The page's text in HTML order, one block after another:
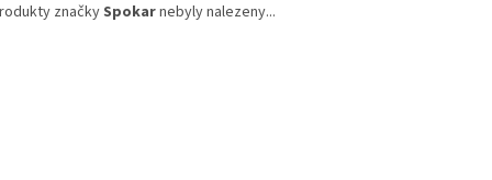
značkySpokarnebyly nalezeny...